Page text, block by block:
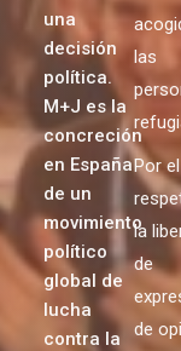
una
decisión
política.
M+J es la
concreción
en España
de un
movimiento
político
global de
lucha
contra la
las
Por el
la
de
de